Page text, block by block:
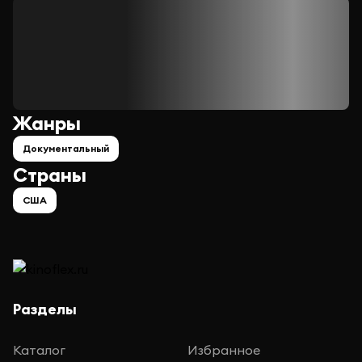
Страны
США
Жанры
Документальный
Разделы
Каталог Избранное